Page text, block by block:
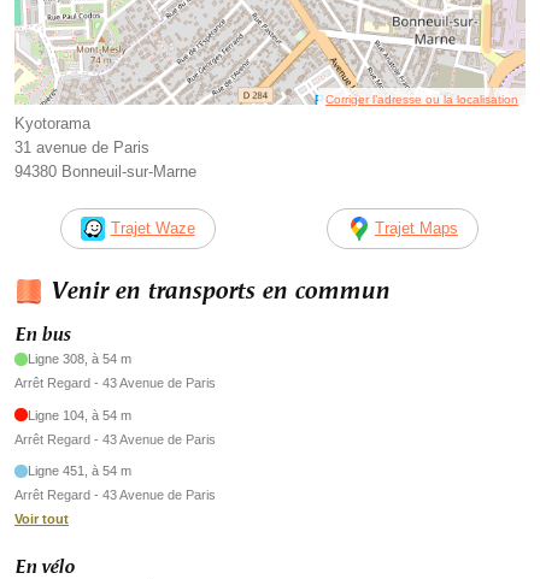
Corriger l’adresse ou la localisation
Kyotorama
31 avenue de Paris
94380 Bonneuil-sur-Marne
Trajet Waze Trajet Maps
Venir en transports en commun
En bus
Ligne 308, à 54 m
Arrêt Regard - 43 Avenue de Paris
Ligne 104, à 54 m
Arrêt Regard - 43 Avenue de Paris
Ligne 451, à 54 m
Arrêt Regard - 43 Avenue de Paris
Voir tout
En vélo